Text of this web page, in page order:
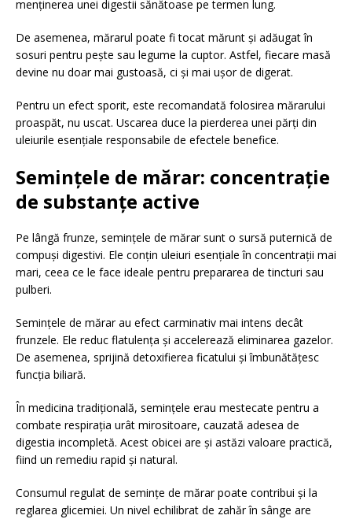
menținerea unei digestii sănătoase pe termen lung.
De asemenea, mărarul poate fi tocat mărunt și adăugat în
sosuri pentru pește sau legume la cuptor. Astfel, fiecare masă
devine nu doar mai gustoasă, ci și mai ușor de digerat.
Pentru un efect sporit, este recomandată folosirea mărarului
proaspăt, nu uscat. Uscarea duce la pierderea unei părți din
uleiurile esențiale responsabile de efectele benefice.
Semințele de mărar: concentrație
de substanțe active
Pe lângă frunze, semințele de mărar sunt o sursă puternică de
compuși digestivi. Ele conțin uleiuri esențiale în concentrații mai
mari, ceea ce le face ideale pentru prepararea de tincturi sau
pulberi.
Semințele de mărar au efect carminativ mai intens decât
frunzele. Ele reduc flatulența și accelerează eliminarea gazelor.
De asemenea, sprijină detoxifierea ficatului și îmbunătățesc
funcția biliară.
În medicina tradițională, semințele erau mestecate pentru a
combate respirația urât mirositoare, cauzată adesea de
digestia incompletă. Acest obicei are și astăzi valoare practică,
fiind un remediu rapid și natural.
Consumul regulat de semințe de mărar poate contribui și la
reglarea glicemiei. Un nivel echilibrat de zahăr în sânge are